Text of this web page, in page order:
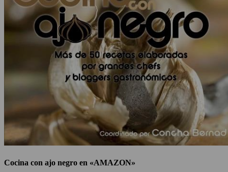
Cocina con ajo negro en «AMAZON»